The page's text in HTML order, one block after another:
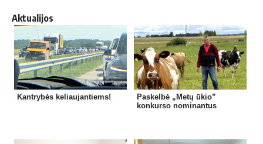
Aktualijos
Kantrybės keliaujantiems!
Paskelbė „Metų ūkio”
konkurso nominantus